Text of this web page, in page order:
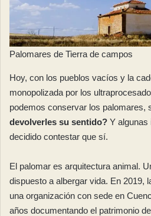
Palomares de Tierra de campos
Hoy, con los pueblos vacíos y la
monopolizada por los
podemos conservar los palomares,
devolverles su sentido? Y algunas
decidido contestar que sí.
El palomar es arquitectura animal.
dispuesto a albergar vida. En 2019,
una organización con sede en
años documentando el patrimonio